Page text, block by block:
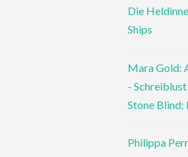
Die
Ships
Mara Gold:
-
Stone
Philippa